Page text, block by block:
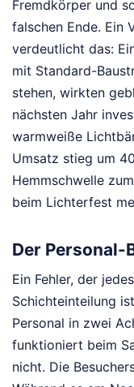
Fremdkörper und
falschen Ende. Ein
verdeutlicht das:
mit Standard-
stehen, wirkten
nächsten Jahr
warmweiße
Umsatz stieg um
Hemmschwelle
beim Lichterfest
Der Personal-
Ein Fehler, der
Schichteinteilung
Personal in zwei
funktioniert beim
nicht. Die